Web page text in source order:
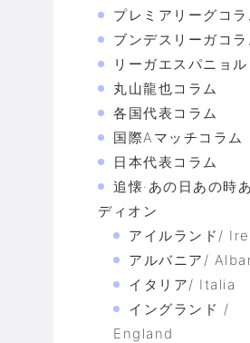
プレミアリーグコラ
ブンデスリーガコラ
リーガエスパニョ
丸山龍也コラム
各国代表コラム
国際Aマッチコラム
日本代表コラム
追懐·あの日あの時
ディオン
アイルランド/
アルバニア/
イタリア/ Italia
イングランド /
England